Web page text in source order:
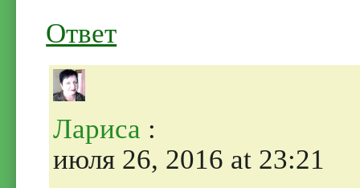
Ответ
Лариса :
июля 26, 2016 at 23:21